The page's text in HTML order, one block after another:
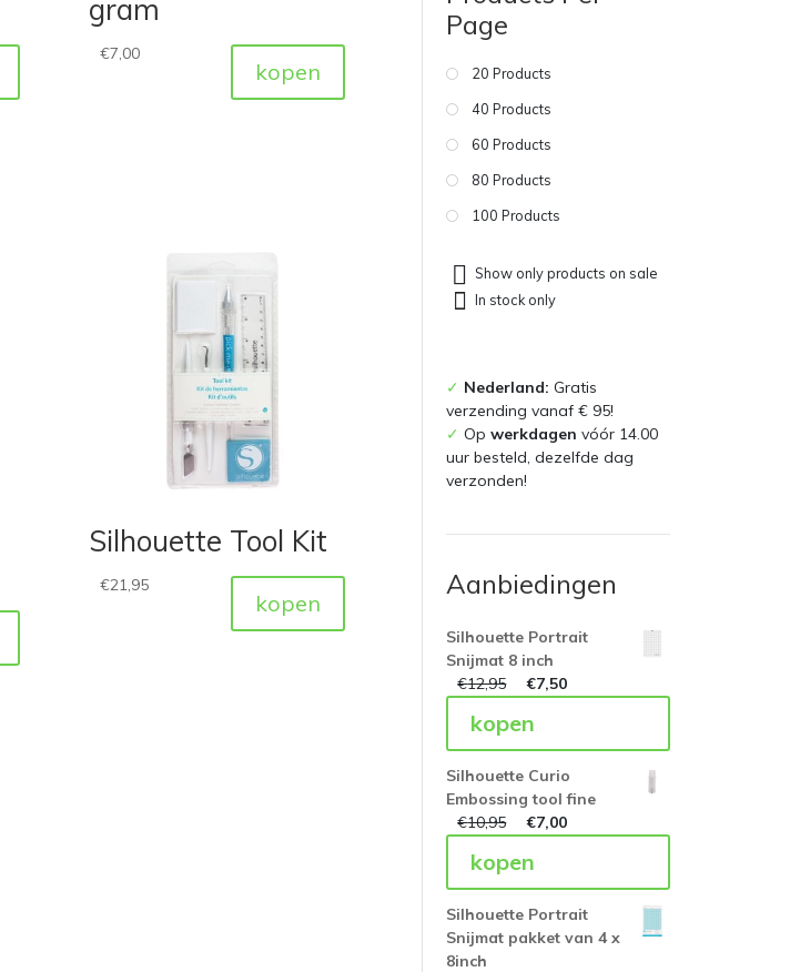
gram
€7,00
kopen
Silhouette Tool Kit
€21,95
kopen
Page
20 Products
40 Products
60 Products
80 Products
100 Products
Show only products on sale
In stock only
✓ Nederland:Gratis
verzending vanaf € 95!
✓ Opwerkdagen vóór 14.00
uur besteld, dezelfde dag
verzonden!
Aanbiedingen
Silhouette Portrait
Snijmat 8 inch
€12,95 €7,50
kopen
Silhouette Curio
Embossing tool fine
€10,95 €7,00
kopen
Silhouette Portrait
Snijmat pakket van 4 x
8inch